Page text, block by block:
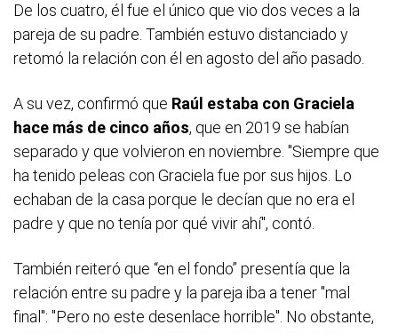
De los cuatro, él fue el único que vio dos veces a la
pareja de su padre. También estuvo distanciado y
retomó la relación con él en agosto del año pasado.
A su vez, confirmó que Raúl estaba con Graciela
hace más de cinco años, que en 2019 se habían
separado y que volvieron en noviembre. "Siempre que
ha tenido peleas con Graciela fue por sus hijos. Lo
echaban de la casa porque le decían que no era el
padre y que no tenía por qué vivir ahí", contó.
También reiteró que “en el fondo” presentía que la
relación entre su padre y la pareja iba a tener "mal
final": "Pero no este desenlace horrible". No obstante,